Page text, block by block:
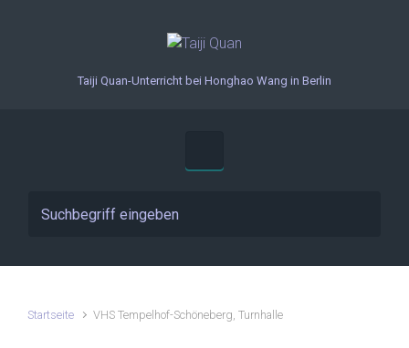
Taiji Quan-Unterricht bei Honghao Wang in Berlin
Startseite VHS Tempelhof-Schöneberg, Turnhalle